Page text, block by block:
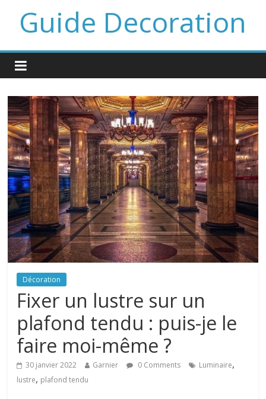
Guide Decoration
Décoration
Fixer un lustre sur un
plafond tendu : puis-je le
faire moi-même ?
30 janvier 2022 Garnier 0 Comments Luminaire,
lustre, plafond tendu